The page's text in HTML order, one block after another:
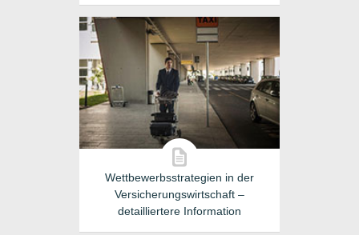
Wettbewerbsstrategien in der
Versicherungswirtschaft –
detailliertere Information